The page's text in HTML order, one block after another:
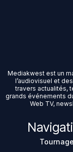
Mediakwest est un
l’audiovisuel et
travers actualités,
grands événements
Web TV,
Tournage